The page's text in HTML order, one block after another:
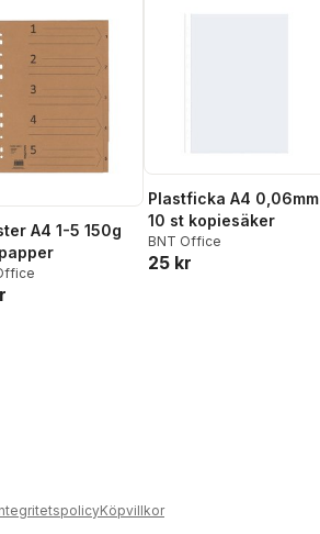
A4 1-5 150g
Plastficka A4 0,06mm
10 st kopiesäker
BNT Office
25 kr
Köpvillkor